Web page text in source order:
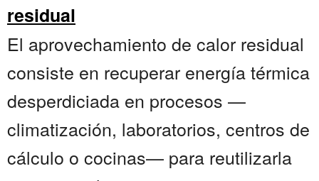
residual
El aprovechamiento de calor residual
consiste en recuperar energía térmica
desperdiciada en procesos —
climatización, laboratorios, centros de
cálculo o cocinas— para reutilizarla